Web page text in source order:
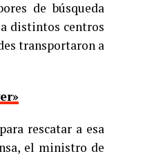
de búsqueda
distintos centros
transportaron a
rescatar a esa
el ministro de